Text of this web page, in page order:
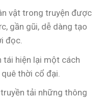
vật trong truyện được
gần gũi, dễ dàng tạo
đọc.
tái hiện lại một cách
thời cổ đại.
truyền tải những thông